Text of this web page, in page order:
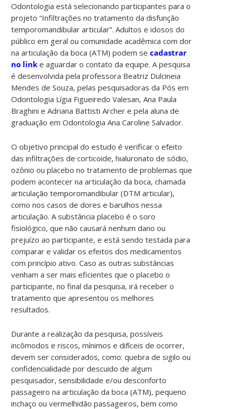
Odontologia está selecionando participantes para o
projeto “Infiltrações no tratamento da disfunção
temporomandibular articular”. Adultos e idosos do
público em geral ou comunidade acadêmica com dor
na articulação da boca (ATM) podem secadastrar
no link e aguardar o contato da equipe. A pesquisa
é desenvolvida pela professora Beatriz Dulcineia
Mendes de Souza, pelas pesquisadoras da Pós em
Odontologia Lígia Figueiredo Valesan, Ana Paula
Braghini e Adriana Battisti Archer e pela aluna de
graduação em Odontologia Ana Caroline Salvador.
O objetivo principal do estudo é verificar o efeito
das infiltrações de corticoide, hialuronato de sódio,
ozônio ou placebo no tratamento de problemas que
podem acontecer na articulação da boca, chamada
articulação temporomandibular (DTM articular),
como nos casos de dores e barulhos nessa
articulação. A substância placebo é o soro
fisiológico, que não causará nenhum dano ou
prejuízo ao participante, e está sendo testada para
comparar e validar os efeitos dos medicamentos
com princípio ativo. Caso as outras substâncias
venham a ser mais eficientes que o placebo o
participante, no final da pesquisa, irá receber o
tratamento que apresentou os melhores
resultados.
Durante a realização da pesquisa, possíveis
incômodos e riscos, mínimos e difíceis de ocorrer,
devem ser considerados, como: quebra de sigilo ou
confidencialidade por descuido de algum
pesquisador, sensibilidade e/ou desconforto
passageiro na articulação da boca (ATM), pequeno
inchaço ou vermelhidão passageiros, bem como